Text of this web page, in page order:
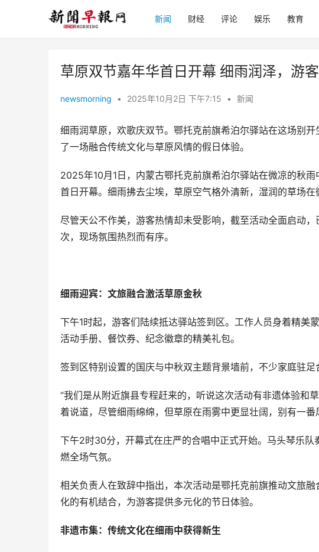
新闻 财经 评论 娱乐 教育
草原双节嘉年华首日开幕 细雨润泽，游
newsmorning • 2025年10月2日 下午7:15 • 新闻
细雨润草原，欢歌庆双节。鄂托克前旗希泊尔驿站在这场别
了一场融合传统文化与草原风情的假日体验。
2025年10月1日，内蒙古鄂托克前旗希泊尔驿站在微凉的秋
首日开幕。细雨拂去尘埃，草原空气格外清新，湿润的草场在
尽管天公不作美，游客热情却未受影响，截至活动全面启动
次，现场氛围热烈而有序。
细雨迎宾：文旅融合激活草原金秋
下午1时起，游客们陆续抵达驿站签到区。工作人员身着精美
活动手册、餐饮券、纪念徽章的精美礼包。
签到区特别设置的国庆与中秋双主题背景墙前，不少家庭驻足
“我们是从附近旗县专程赶来的，听说这次活动有非遗体验和
着说道，尽管细雨绵绵，但草原在雨雾中更显壮阔，别有一番
下午2时30分，开幕式在庄严的合唱中正式开始。马头琴乐
燃全场气氛。
相关负责人在致辞中指出，本次活动是鄂托克前旗推动文旅
化的有机结合，为游客提供多元化的节日体验。
非遗市集：传统文化在细雨中获得新生